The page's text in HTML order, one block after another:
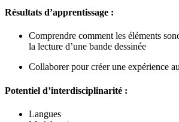
Résultats d’apprentissage :
Comprendre comment les éléments
la lecture d’une bande dessinée
Collaborer pour créer une expérience
Potentiel d’interdisciplinarité :
Langues